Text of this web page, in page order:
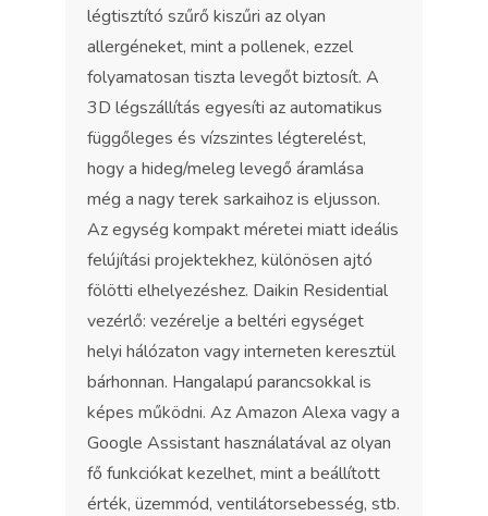
légtisztító szűrő kiszűri az olyan
allergéneket, mint a pollenek, ezzel
folyamatosan tiszta levegőt biztosít. A
3D légszállítás egyesíti az automatikus
függőleges és vízszintes légterelést,
hogy a hideg/meleg levegő áramlása
még a nagy terek sarkaihoz is eljusson.
Az egység kompakt méretei miatt ideális
felújítási projektekhez, különösen ajtó
fölötti elhelyezéshez. Daikin Residential
vezérlő: vezérelje a beltéri egységet
helyi hálózaton vagy interneten keresztül
bárhonnan. Hangalapú parancsokkal is
képes működni. Az Amazon Alexa vagy a
Google Assistant használatával az olyan
fő funkciókat kezelhet, mint a beállított
érték, üzemmód, ventilátorsebesség, stb.